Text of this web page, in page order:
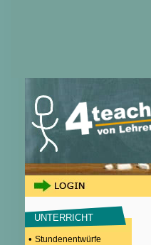
UNTERRICHT
• Stundenentwürfe